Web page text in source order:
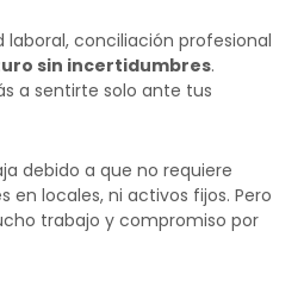
laboral, conciliación profesional
sin incertidumbres.
a sentirte solo ante tus
debido a que no requiere
en locales, ni activos fijos. Pero
trabajo y compromiso por